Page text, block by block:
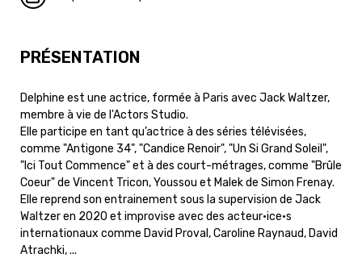
PRÉSENTATION
Delphine est une actrice, formée à Paris avec Jack Waltzer,
membre à vie de l'Actors Studio.
Elle participe en tant qu’actrice à des séries télévisées,
comme "Antigone 34", "Candice Renoir", "Un Si Grand Soleil",
"Ici Tout Commence" et à des court-métrages, comme "Brûle
Coeur" de Vincent Tricon, Youssou et Malek de Simon Frenay.
Elle reprend son entrainement sous la supervision de Jack
Waltzer en 2020 et improvise avec des acteur·ice·s
internationaux comme David Proval, Caroline Raynaud, David
Atrachki, ...